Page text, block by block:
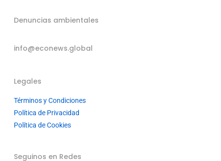
Denuncias ambientales
info@econews.global
Legales
Términos y Condiciones
Política de Privacidad
Política de Cookies
Seguinos en Redes